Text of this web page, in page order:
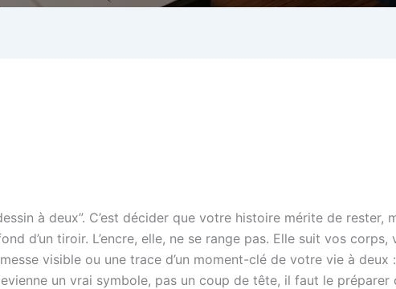
à deux”. C’est décider que votre histoire mérite de rester,
d’un tiroir. L’encre, elle, ne se range pas. Elle suit vos corps,
visible ou une trace d’un moment-clé de votre vie à deux
un vrai symbole, pas un coup de tête, il faut le préparer